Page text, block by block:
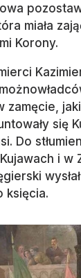
miała
Korony.
zamęcie,
się
Do
i w
księcia.